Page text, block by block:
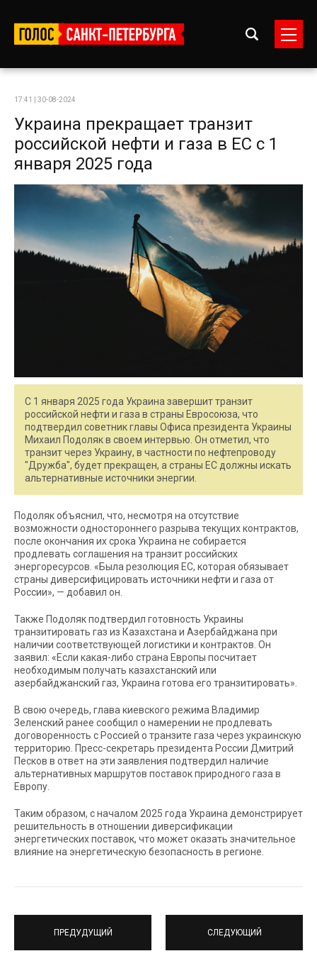
17:41 | 30-08-2024
Украина прекращает транзит
российской нефти и газа в ЕС с 1
января 2025 года
С 1 января 2025 года Украина завершит транзит
российской нефти и газа в страны Евросоюза, что
подтвердил советник главы Офиса президента Украины
Михаил Подоляк в своем интервью. Он отметил, что
транзит через Украину, в частности по нефтепроводу
"Дружба", будет прекращен, а страны ЕС должны искать
альтернативные источники энергии.
Подоляк объяснил, что, несмотря на отсутствие
возможности одностороннего разрыва текущих контрактов,
после окончания их срока Украина не собирается
продлевать соглашения на транзит российских
энергоресурсов. «Была резолюция ЕС, которая обязывает
страны диверсифицировать источники нефти и газа от
России», — добавил он.
Также Подоляк подтвердил готовность Украины
транзитировать газ из Казахстана и Азербайджана при
наличии соответствующей логистики и контрактов. Он
заявил: «Если какая-либо страна Европы посчитает
необходимым получать казахстанский или
азербайджанский газ, Украина готова его транзитировать».
В свою очередь, глава киевского режима Владимир
Зеленский ранее сообщил о намерении не продлевать
договоренность с Россией о транзите газа через украинскую
территорию. Пресс-секретарь президента России Дмитрий
Песков в ответ на эти заявления подтвердил наличие
альтернативных маршрутов поставок природного газа в
Европу.
Таким образом, с началом 2025 года Украина демонстрирует
решительность в отношении диверсификации
энергетических поставок, что может оказать значительное
влияние на энергетическую безопасность в регионе.
ПРЕДУДУЩИЙ СЛЕДУЮЩИЙ